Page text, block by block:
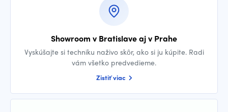
Showroom v Bratislave aj v Prahe
Vyskúšajte si techniku naživo skôr, ako si ju kúpite. Radi
vám všetko predvedieme.
Zistiť viac